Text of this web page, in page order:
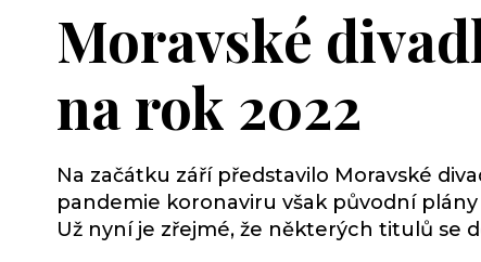
Moravské
na rok 2022
Na začátku září představilo Moravské
pandemie koronaviru však původní
Už nyní je zřejmé, že některých titulů se